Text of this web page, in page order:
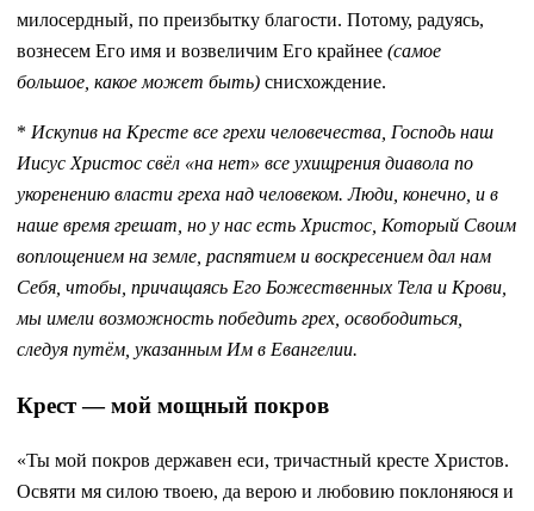
милосердный, по преизбытку благости. Потому, радуясь,
вознесем Его имя и возвеличим Его крайнее (самое
большое, какое может быть) снисхождение.
* Искупив на Кресте все грехи человечества, Господь наш
Иисус Христос свёл «на нет» все ухищрения диавола по
укоренению власти греха над человеком. Люди, конечно, и в
наше время грешат, но у нас есть Христос, Который Своим
воплощением на земле, распятием и воскресением дал нам
Себя, чтобы, причащаясь Его Божественных Тела и Крови,
мы имели возможность победить грех, освободиться,
следуя путём, указанным Им в Евангелии.
Крест — мой мощный покров
«Ты мой покров державен еси, тричастный кресте Христов.
Освяти мя силою твоею, да верою и любовию поклоняюся и